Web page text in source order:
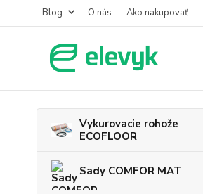
Blog O nás Ako nakupovať
Vykurovacie rohože
ECOFLOOR
Sady COMFOR MAT